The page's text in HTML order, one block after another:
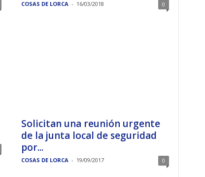
COSAS DE LORCA - 16/03/2018 0
Solicitan una reunión urgente
de la junta local de seguridad
por...
COSAS DE LORCA - 19/09/2017 0